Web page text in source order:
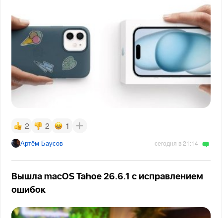
2 2 1
Артём Баусов сегодня в 21:14
Вышла macOS Tahoe 26.6.1 с исправлением
ошибок